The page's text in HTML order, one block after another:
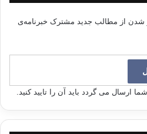
شدن از مطالب جدید مشترک خبرنامه‌ی
ارسال می گردد باید آن را تایید کنید.